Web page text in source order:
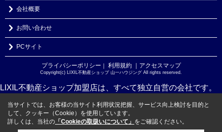
会社概要
お問い合わせ
PCサイト
プライバシーポリシー ｜ 利用規約 ｜アクセスマップ
Copyright(c) LIXIL不動産ショップ 山一ハウジング All rights reserved.
LIXIL不動産ショップ加盟店は、すべて独立自営の会社です。
当サイトでは、お客様の当サイト利用状況把握、サービス向上検討を目的と
して、クッキー（Cookie）を使用しています。
詳しくは、当社の 「Cookieの取扱いについて」 をご確認ください。